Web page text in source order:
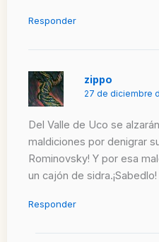
Responder
zippo
27 de diciembre
Del Valle de Uco se
maldiciones por denigrar
Rominovsky! Y por esa
un cajón de sidra.¡Sabedlo!
Responder